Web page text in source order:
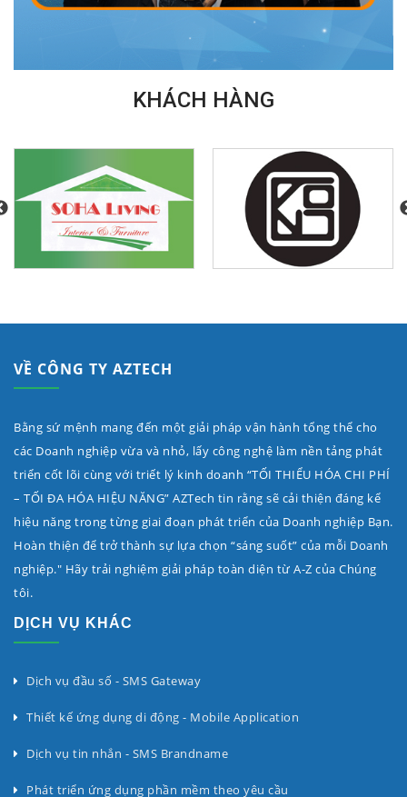
KHÁCH HÀNG
VỀ CÔNG TY AZTECH
Bằng sứ mệnh mang đến một giải pháp vận hành tổng thể cho
các Doanh nghiệp vừa và nhỏ, lấy công nghệ làm nền tảng phát
triển cốt lõi cùng với triết lý kinh doanh “TỐI THIỂU HÓA CHI PHÍ
– TỐI ĐA HÓA HIỆU NĂNG” AZTech tin rằng sẽ cải thiện đáng kể
hiệu năng trong từng giai đoạn phát triển của Doanh nghiệp Bạn.
Hoàn thiện để trở thành sự lựa chọn “sáng suốt” của mỗi Doanh
nghiệp." Hãy trải nghiệm giải pháp toàn diện từ A-Z của Chúng
tôi.
DỊCH VỤ KHÁC
Dịch vụ đầu số - SMS Gateway
Thiết kế ứng dụng di động - Mobile Application
Dịch vụ tin nhắn - SMS Brandname
Phát triển ứng dụng phần mềm theo yêu cầu